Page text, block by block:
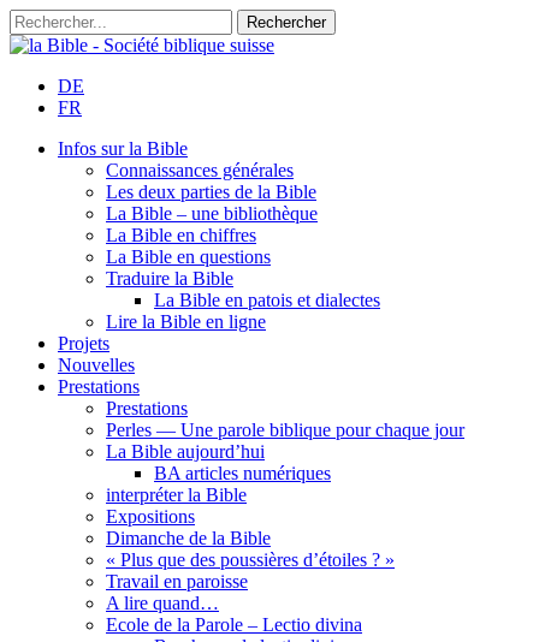
DE
FR
Infos sur la Bible
Connaissances générales
Les deux parties de la Bible
La Bible – une bibliothèque
La Bible en chiffres
La Bible en questions
Traduire la Bible
La Bible en patois et dialectes
Lire la Bible en ligne
Projets
Nouvelles
Prestations
Prestations
Perles — Une parole biblique pour chaque jour
La Bible aujourd’hui
BA articles numériques
interpréter la Bible
Expositions
Dimanche de la Bible
« Plus que des poussières d’étoiles ? »
Travail en paroisse
A lire quand…
Ecole de la Parole – Lectio divina